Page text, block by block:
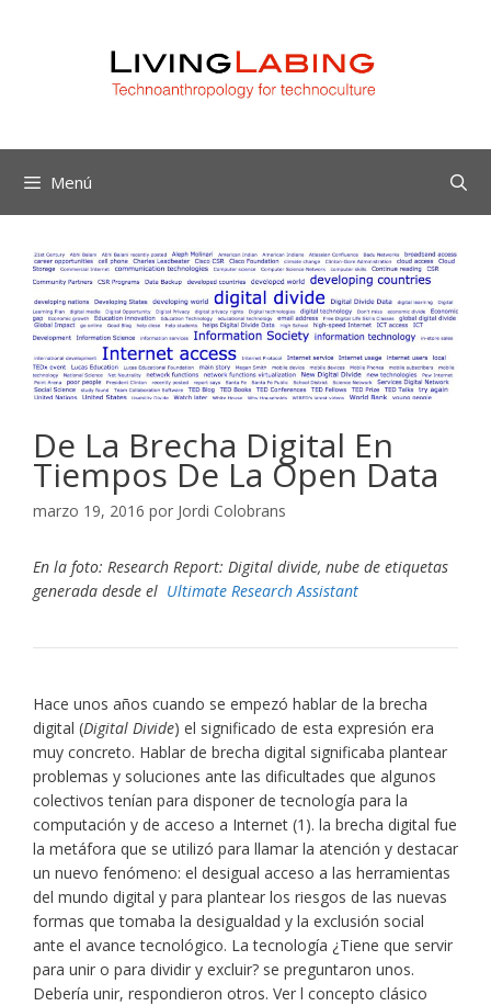
Menú
De La Brecha Digital En
Tiempos De La Open Data
marzo 19, 2016 por Jordi Colobrans
En la foto: Research Report: Digital divide, nube de etiquetas
generada desde el Ultimate Research Assistant
Hace unos años cuando se empezó hablar de la brecha
digital (Digital Divide) el significado de esta expresión era
muy concreto. Hablar de brecha digital significaba plantear
problemas y soluciones ante las dificultades que algunos
colectivos tenían para disponer de tecnología para la
computación y de acceso a Internet (1). la brecha digital fue
la metáfora que se utilizó para llamar la atención y destacar
un nuevo fenómeno: el desigual acceso a las herramientas
del mundo digital y para plantear los riesgos de las nuevas
formas que tomaba la desigualdad y la exclusión social
ante el avance tecnológico. La tecnología ¿Tiene que servir
para unir o para dividir y excluir? se preguntaron unos.
Debería unir, respondieron otros. Ver l concepto clásico